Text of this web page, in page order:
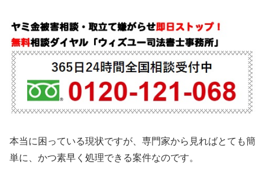
本当に困っている現状ですが、専門家から見ればとても簡
単に、かつ素早く処理できる案件なのです。